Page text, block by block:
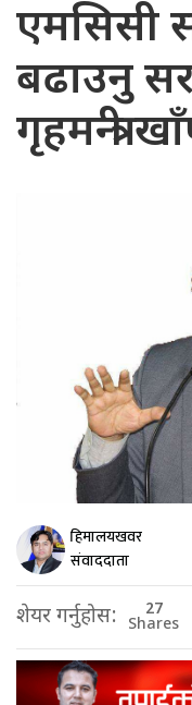
एमसिसी
बढाउनु
गृहमन्त्री
हिमालयखवर
संवाददाता
शेयर गर्नुहोस: 27
Shares